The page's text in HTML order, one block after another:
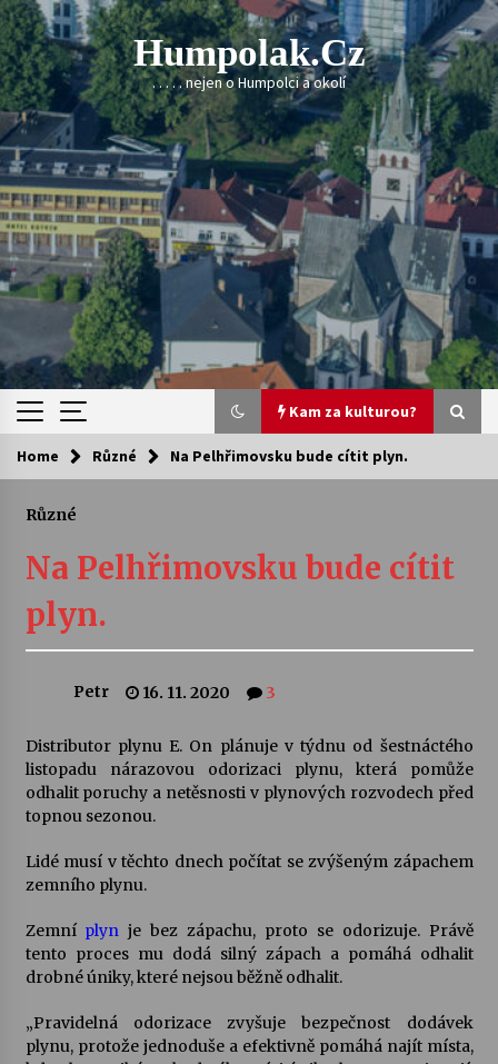
Skip
to
content
Humpolak.cz
. . . . . nejen o Humpolci a okolí
Kam za kulturou?
Kam za kulturou?
Sukuba Ensemble
4. 8. 2026
kapkou
Veselí muzikanti
30. 7. 2026
šedesátka: 28. 7.–1. 8. 2026
Letní koncerty ve Stromovce: Kolchoz a
Jenakaši
28. 7. 2026
Votavžatský ploty
Home Různé Na Pelhřimovsku bude cítit plyn.
Různé
Na Pelhřimovsku bude cítit
plyn.
Petr 16. 11. 2020 3
Distributor plynu E. On plánuje v týdnu od šestnáctého
listopadu nárazovou odorizaci plynu, která pomůže
odhalit poruchy a netěsnosti v plynových rozvodech před
topnou sezonou.
Lidé musí v těchto dnech počítat se zvýšeným zápachem
zemního plynu.
Zemní plyn je bez zápachu, proto se odorizuje. Právě
tento proces mu dodá silný zápach a pomáhá odhalit
drobné úniky, které nejsou běžně odhalit.
„Pravidelná odorizace zvyšuje bezpečnost dodávek
plynu, protože jednoduše a efektivně pomáhá najít místa,